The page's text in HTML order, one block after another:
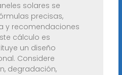
solares se
precisas,
y recomendaciones
cálculo es
un diseño
Considere
degradación,